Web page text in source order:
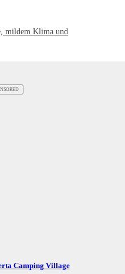
mildem Klima und
Camping Village